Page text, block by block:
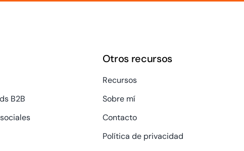
B2B
Otros recursos
Recursos
Sobre mí
Contacto
Política de privacidad